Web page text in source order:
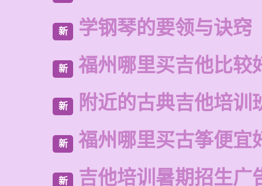
新 学钢琴的要领与诀窍
新 福州哪里买吉他比较
新 附近的古典吉他培训
新 福州哪里买古筝便宜
新 吉他培训暑期招生广